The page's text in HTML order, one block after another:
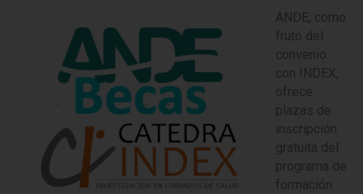
ANDE, como
fruto del
convenio
con INDEX,
ofrece
plazas de
inscripción
gratuita del
programa de
formación